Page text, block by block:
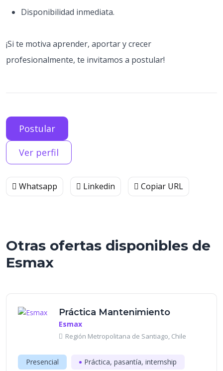
Disponibilidad inmediata.
¡Si te motiva aprender, aportar y crecer
profesionalmente, te invitamos a postular!
Postular
Ver perfil
Whatsapp Linkedin Copiar URL
Otras ofertas disponibles de
Esmax
Práctica Mantenimiento
Esmax
Región Metropolitana de Santiago, Chile
Presencial Práctica, pasantía, internship